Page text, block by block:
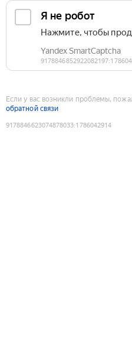
Если у вас возникли проблемы,
обратной связи
9178846623074878033:1786042914